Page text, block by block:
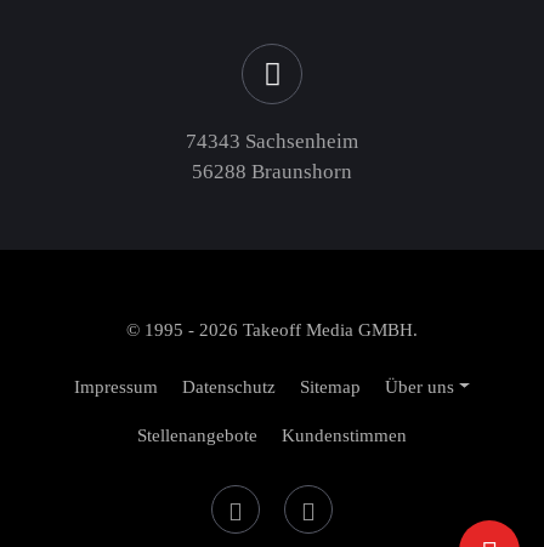
74343 Sachsenheim
56288 Braunshorn
© 1995 - 2026 Takeoff Media GMBH.
Impressum Datenschutz Sitemap Über uns
Stellenangebote Kundenstimmen